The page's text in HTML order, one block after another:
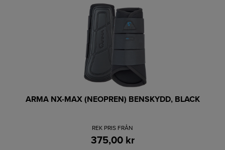
ARMA NX-MAX (NEOPREN) BENSKYDD, BLACK
REK PRIS FRÅN
375,00 kr